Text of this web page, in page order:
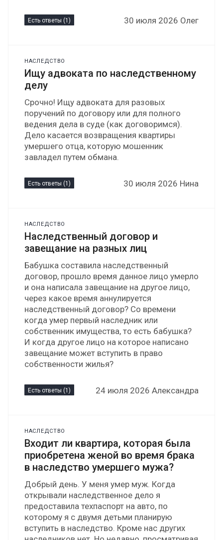
Есть ответы (1) 30 июля 2026 Олег
НАСЛЕДСТВО
Ищу адвоката по наследственному
делу
Срочно! Ищу адвоката для разовых
поручений по договору или для полного
ведения дела в суде (как договоримся).
Дело касается возвращения квартиры
умершего отца, которую мошенник
завладел путем обмана.
Есть ответы (1) 30 июля 2026 Нина
НАСЛЕДСТВО
Наследственный договор и
завещание на разных лиц
Бабушка составила наследственный
договор, прошло время данное лицо умерло
и она написала завещание на другое лицо,
через какое время аннулируется
наследственный договор? Со времени
когда умер первый наследник или
собственник имущества, то есть бабушка?
И когда другое лицо на которое написано
завещание может вступить в право
собственности жилья?
Есть ответы (1) 24 июля 2026 Александра
НАСЛЕДСТВО
Входит ли квартира, которая была
приобретена женой во время брака
в наследство умершего мужа?
Добрый день. У меня умер муж. Когда
открывали наследственное дело я
предоставила техпаспорт на авто, по
которому я с двумя детьми планирую
вступить в наследство. Кроме нас других